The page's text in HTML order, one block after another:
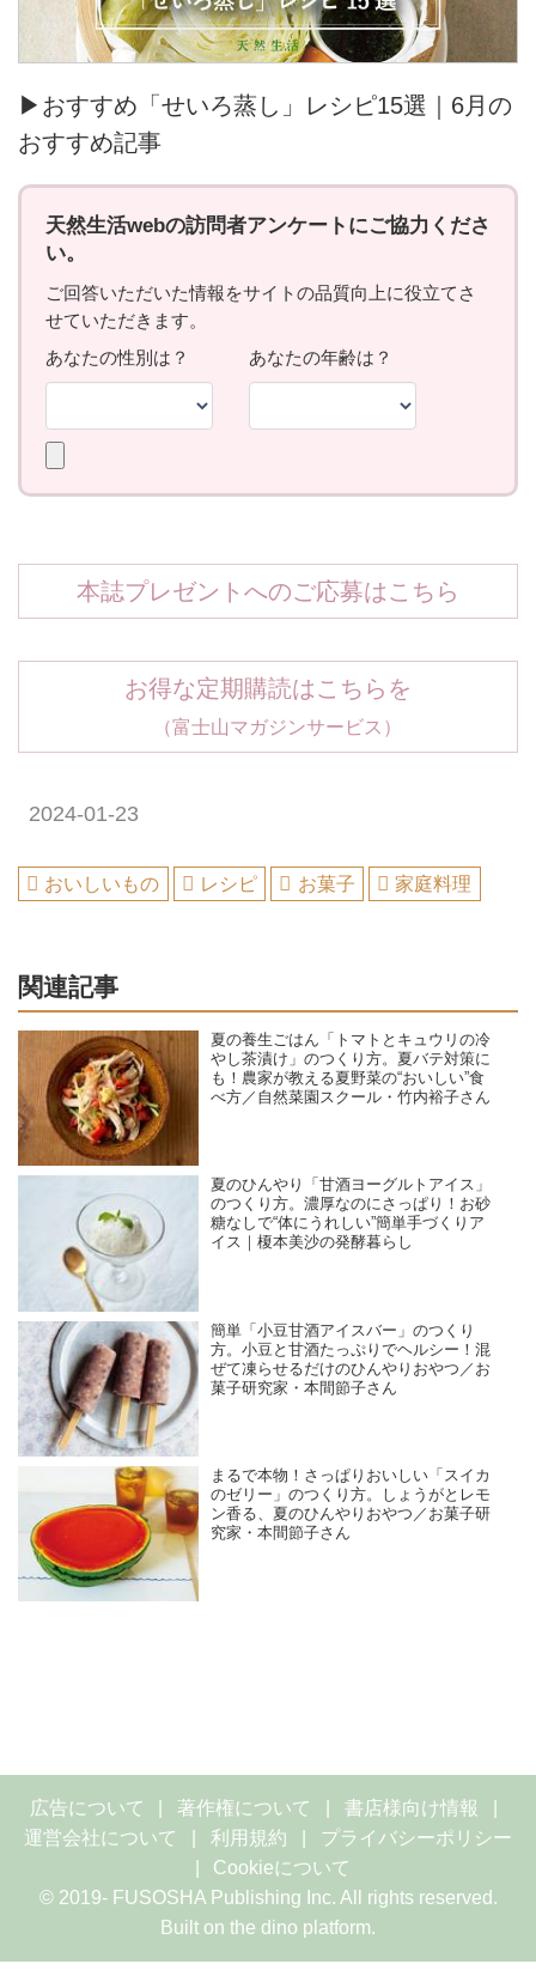
▶おすすめ「せいろ蒸し」レシピ15選｜6月の
おすすめ記事
本誌プレゼントへのご応募はこちら
お得な定期購読はこちらを
（富士山マガジンサービス）
2024-01-23
おいしいもの レシピ お菓子 家庭料理
関連記事
夏の養生ごはん「トマトとキュウリの冷
やし茶漬け」のつくり方。夏バテ対策に
も！農家が教える夏野菜の“おいしい”食
べ方／自然菜園スクール・竹内裕子さん
夏のひんやり「甘酒ヨーグルトアイス」
のつくり方。濃厚なのにさっぱり！お砂
糖なしで“体にうれしい”簡単手づくりア
イス｜榎本美沙の発酵暮らし
簡単「小豆甘酒アイスバー」のつくり
方。小豆と甘酒たっぷりでヘルシー！混
ぜて凍らせるだけのひんやりおやつ／お
菓子研究家・本間節子さん
まるで本物！さっぱりおいしい「スイカ
のゼリー」のつくり方。しょうがとレモ
ン香る、夏のひんやりおやつ／お菓子研
究家・本間節子さん
広告について 著作権について
書店様向け情報
運営会社について
利用規約
プライバシーポリシー
Cookieについて
© 2019- FUSOSHA Publishing Inc. All rights reserved.
Built on the dino platform.